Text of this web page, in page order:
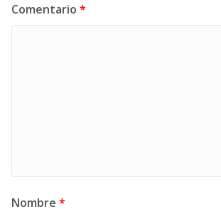
Comentario *
Nombre *